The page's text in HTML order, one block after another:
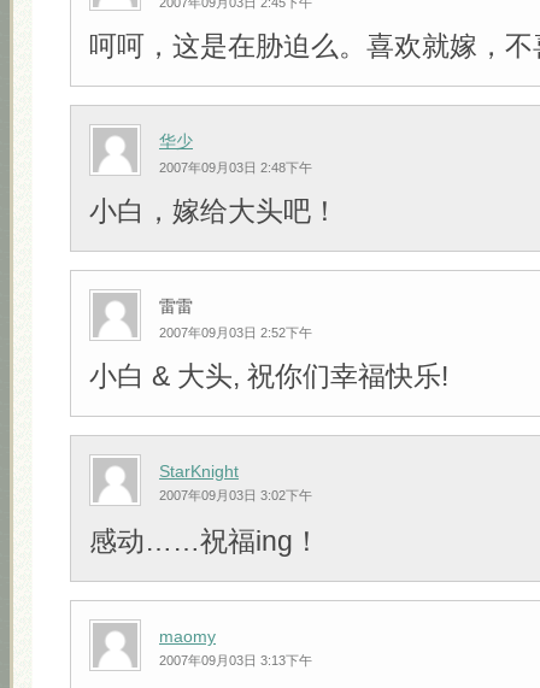
呵呵，这是在胁迫么。喜欢就嫁，
华少
2007年09月03日 2:48下午
小白，嫁给大头吧！
雷雷
2007年09月03日 2:52下午
小白 & 大头, 祝你们幸福快乐!
StarKnight
2007年09月03日 3:02下午
感动……祝福ing！
maomy
2007年09月03日 3:13下午